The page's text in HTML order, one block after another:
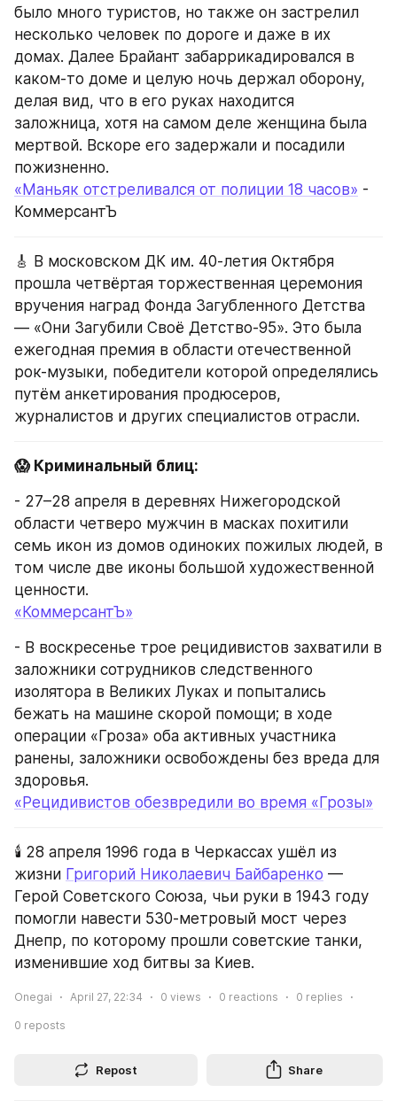
было много туристов, но также он застрелил
несколько человек по дороге и даже в их
домах. Далее Брайант забаррикадировался в
каком-то доме и целую ночь держал оборону,
делая вид, что в его руках находится
заложница, хотя на самом деле женщина была
мертвой. Вскоре его задержали и посадили
пожизненно.
«Маньяк отстреливался от полиции 18 часов» -
КоммерсантЪ
🎸 В московском ДК им. 40-летия Октября
прошла четвёртая торжественная церемония
вручения наград Фонда Загубленного Детства
— «Они Загубили Своё Детство-95». Это была
ежегодная премия в области отечественной
рок-музыки, победители которой определялись
путём анкетирования продюсеров,
журналистов и других специалистов отрасли.
😱 Криминальный блиц:
- 27–28 апреля в деревнях Нижегородской
области четверо мужчин в масках похитили
семь икон из домов одиноких пожилых людей, в
том числе две иконы большой художественной
ценности.
«КоммерсантЪ»
- В воскресенье трое рецидивистов захватили в
заложники сотрудников следственного
изолятора в Великих Луках и попытались
бежать на машине скорой помощи; в ходе
операции «Гроза» оба активных участника
ранены, заложники освобождены без вреда для
здоровья.
«Рецидивистов обезвредили во время «Грозы»
🕯️ 28 апреля 1996 года в Черкассах ушёл из
жизни Григорий Николаевич Байбаренко —
Герой Советского Союза, чьи руки в 1943 году
помогли навести 530-метровый мост через
Днепр, по которому прошли советские танки,
изменившие ход битвы за Киев.
Onegai April 27, 22:34 0 views 0 reactions 0 replies
0 reposts
Repost Share